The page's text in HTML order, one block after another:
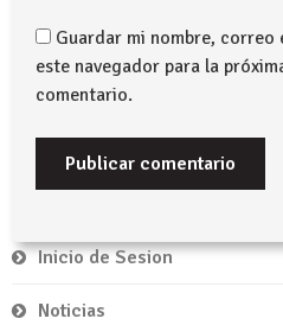
Guardar mi nombre,
este navegador para la
comentario.
Inicio de Sesion
Noticias